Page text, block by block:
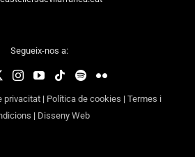
Segueix-nos a:
privacitat| Política de cookies | Termes i
| Disseny Web